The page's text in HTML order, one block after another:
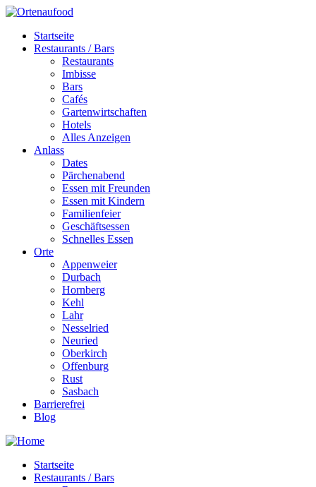
Startseite
Restaurants / Bars
Restaurants
Imbisse
Bars
Cafés
Gartenwirtschaften
Hotels
Alles Anzeigen
Anlass
Dates
Pärchenabend
Essen mit Freunden
Essen mit Kindern
Familienfeier
Geschäftsessen
Schnelles Essen
Orte
Appenweier
Durbach
Hornberg
Kehl
Lahr
Nesselried
Neuried
Oberkirch
Offenburg
Rust
Sasbach
Barrierefrei
Blog
Startseite
Restaurants / Bars